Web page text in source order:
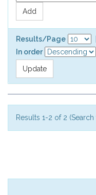
Results/Page
In order
Results 1-2 of 2